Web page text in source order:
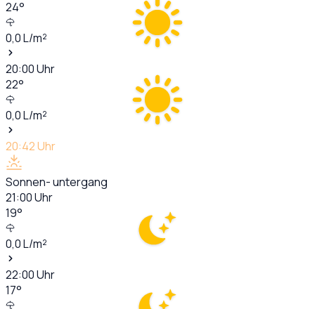
24°
0,0L/m²
20:00Uhr
22°
0,0L/m²
20:42Uhr
Sonnen- untergang
21:00Uhr
19°
0,0L/m²
22:00Uhr
17°